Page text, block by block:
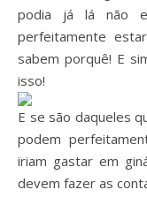
podia já lá não
perfeitamente
sabem porquê! E
isso!
E se são daqueles
podem
iriam gastar em
devem fazer as